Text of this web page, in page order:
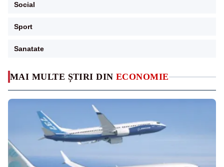
MAI MULTE ȘTIRI DIN ECONOMIE
Social
Sport
Sanatate